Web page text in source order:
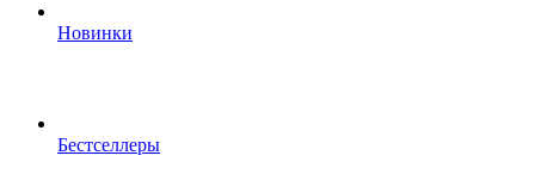
Новинки
Бестселлеры